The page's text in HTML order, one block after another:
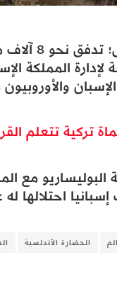
(بينهم قاصرون) من المغرب إلى مدينة
لإدارة المملكة
تركية تتعلم
البوليساريو مع
احتلالها له عام
الحضارة الأندلسية